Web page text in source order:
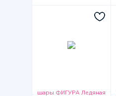
шары ФИГУРА Ледяная